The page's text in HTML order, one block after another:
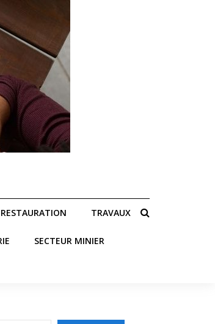
RESTAURATION TRAVAUX
SECTEUR MINIER